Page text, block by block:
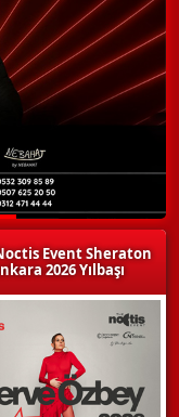
Event Sheraton
2026 Yılbaşı